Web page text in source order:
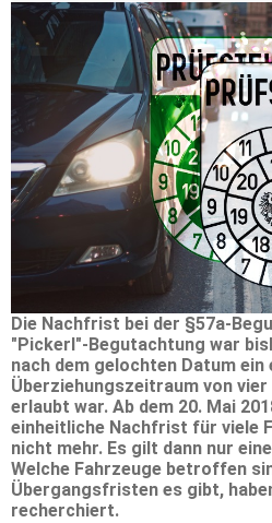
Die Nachfrist bei der §57a-
"Pickerl"-Begutachtung war
nach dem gelochten Datum ein
Überziehungszeitraum von
erlaubt war. Ab dem 20. Mai
einheitliche Nachfrist für viele
nicht mehr. Es gilt dann nur
Welche Fahrzeuge betroffen
Übergangsfristen es gibt,
recherchiert.